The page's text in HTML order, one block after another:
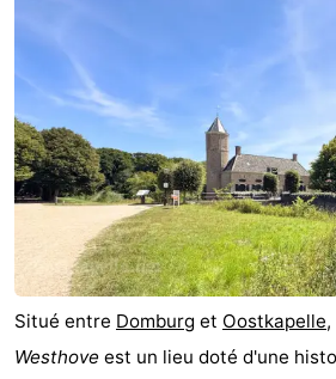
Situé entre Domburg et Oostkapelle,
Westhove est un lieu doté d'une